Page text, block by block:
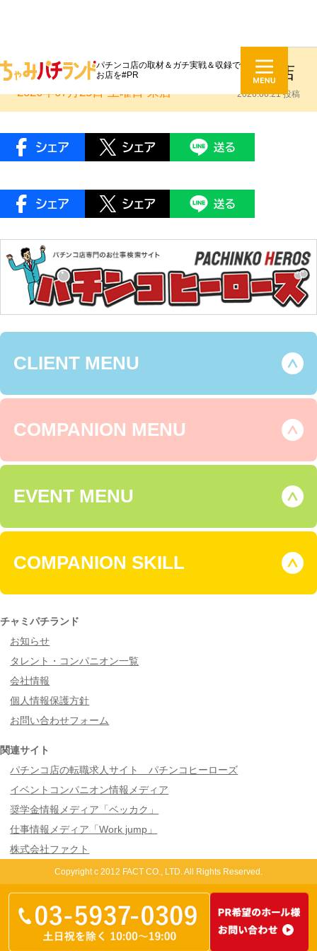
パチンコ店の取材＆ガチ実戦＆収録で
お店を#PR
ちゃみレポ：センター北サンコー店
2026年07月25日 土曜日 来店 2026.06.21 投稿
CLIENT MENU
COMPANION MENU
EVENT MENU
COMPANION SKILL
チャミパチランド
お知らせ
タレント・コンパニオン一覧
会社情報
個人情報保護方針
お問い合わせフォーム
関連サイト
パチンコ店の転職求人サイト パチンコヒーローズ
イベントコンパニオン情報メディア
奨学金情報メディア「ベッカク」
仕事情報メディア「Work jump」
株式会社ファクト
Copyright c 2012 FACT CO., LTD. All Rights Reserved.